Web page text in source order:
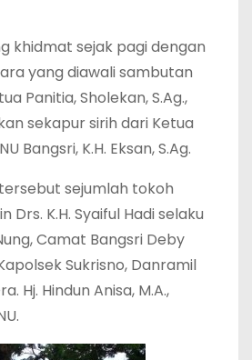
khidmat sejak pagi dengan
yang diawali sambutan
Panitia, Sholekan, S.Ag.,
sekapur sirih dari Ketua
Bangsri, K.H. Eksan, S.Ag.
sejumlah tokoh
Drs. K.H. Syaiful Hadi selaku
Camat Bangsri Deby
Sukrisno, Danramil
Hj. Hindun Anisa, M.A.,